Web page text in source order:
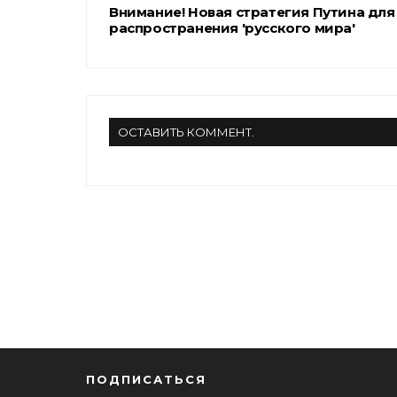
Внимание! Новая стратегия Путина для
распространения 'русского мира'
ОСТАВИТЬ КОММЕНТ.
ПОДПИСАТЬСЯ